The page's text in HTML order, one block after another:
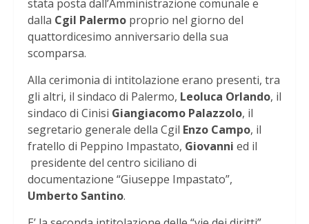
stata posta dall’Amministrazione comunale e
dalla Cgil Palermo proprio nel giorno del
quattordicesimo anniversario della sua
scomparsa.
Alla cerimonia di intitolazione erano presenti, tra
gli altri, il sindaco di Palermo, Leoluca Orlando, il
sindaco di Cinisi Giangiacomo Palazzolo, il
segretario generale della Cgil Enzo Campo, il
fratello di Peppino Impastato, Giovanni ed il
presidente del centro siciliano di
documentazione “Giuseppe Impastato”,
Umberto Santino.